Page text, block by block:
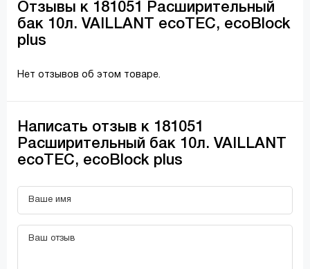
Отзывы к 181051 Расширительный
бак 10л. VAILLANT ecoTEC, ecoBlock
plus
Нет отзывов об этом товаре.
Написать отзыв к 181051
Расширительный бак 10л. VAILLANT
ecoTEC, ecoBlock plus